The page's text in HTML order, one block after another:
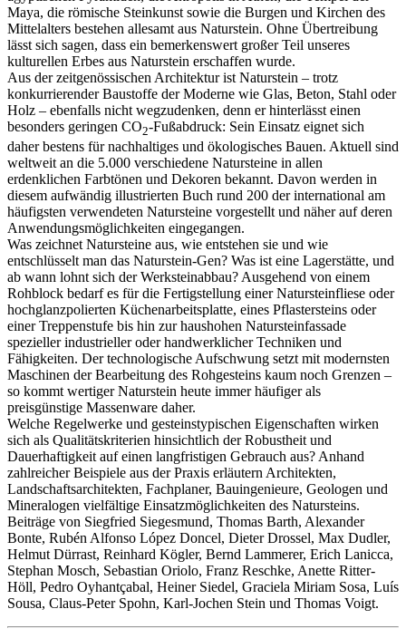
Maya, die römische Steinkunst sowie die Burgen und Kirchen des
Mittelalters bestehen allesamt aus Naturstein. Ohne Übertreibung
lässt sich sagen, dass ein bemerkenswert großer Teil unseres
kulturellen Erbes aus Naturstein erschaffen wurde.
Aus der zeitgenössischen Architektur ist Naturstein – trotz
konkurrierender Baustoffe der Moderne wie Glas, Beton, Stahl oder
Holz – ebenfalls nicht wegzudenken, denn er hinterlässt einen
besonders geringen CO2-Fußabdruck: Sein Einsatz eignet sich
daher bestens für nachhaltiges und ökologisches Bauen. Aktuell sind
weltweit an die 5.000 verschiedene Natursteine in allen
erdenklichen Farbtönen und Dekoren bekannt. Davon werden in
diesem aufwändig illustrierten Buch rund 200 der international am
häufigsten verwendeten Natursteine vorgestellt und näher auf deren
Anwendungsmöglichkeiten eingegangen.
Was zeichnet Natursteine aus, wie entstehen sie und wie
entschlüsselt man das Naturstein-Gen? Was ist eine Lagerstätte, und
ab wann lohnt sich der Werksteinabbau? Ausgehend von einem
Rohblock bedarf es für die Fertigstellung einer Natursteinfliese oder
hochglanzpolierten Küchenarbeitsplatte, eines Pflastersteins oder
einer Treppenstufe bis hin zur haushohen Natursteinfassade
spezieller industrieller oder handwerklicher Techniken und
Fähigkeiten. Der technologische Aufschwung setzt mit modernsten
Maschinen der Bearbeitung des Rohgesteins kaum noch Grenzen –
so kommt wertiger Naturstein heute immer häufiger als
preisgünstige Massenware daher.
Welche Regelwerke und gesteinstypischen Eigenschaften wirken
sich als Qualitätskriterien hinsichtlich der Robustheit und
Dauerhaftigkeit auf einen langfristigen Gebrauch aus? Anhand
zahlreicher Beispiele aus der Praxis erläutern Architekten,
Landschaftsarchitekten, Fachplaner, Bauingenieure, Geologen und
Mineralogen vielfältige Einsatzmöglichkeiten des Natursteins.
Beiträge von Siegfried Siegesmund, Thomas Barth, Alexander
Bonte, Rubén Alfonso López Doncel, Dieter Drossel, Max Dudler,
Helmut Dürrast, Reinhard Kögler, Bernd Lammerer, Erich Lanicca,
Stephan Mosch, Sebastian Oriolo, Franz Reschke, Anette Ritter-
Höll, Pedro Oyhantçabal, Heiner Siedel, Graciela Miriam Sosa, Luís
Sousa, Claus-Peter Spohn, Karl-Jochen Stein und Thomas Voigt.